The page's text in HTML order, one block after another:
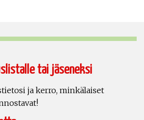
tai jäseneksi
ja kerro, minkälaiset